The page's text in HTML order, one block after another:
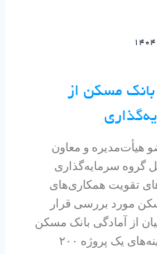
بانک مسکن از
هیأت‌مدیره و معاون
گروه سرمایه‌گذاری
تقویت همکاری‌های
مورد بررسی قرار
از آمادگی بانک مسکن
برای تأمین ۵۰ درصد از هزینه‌های یک پروژه ۲۰۰